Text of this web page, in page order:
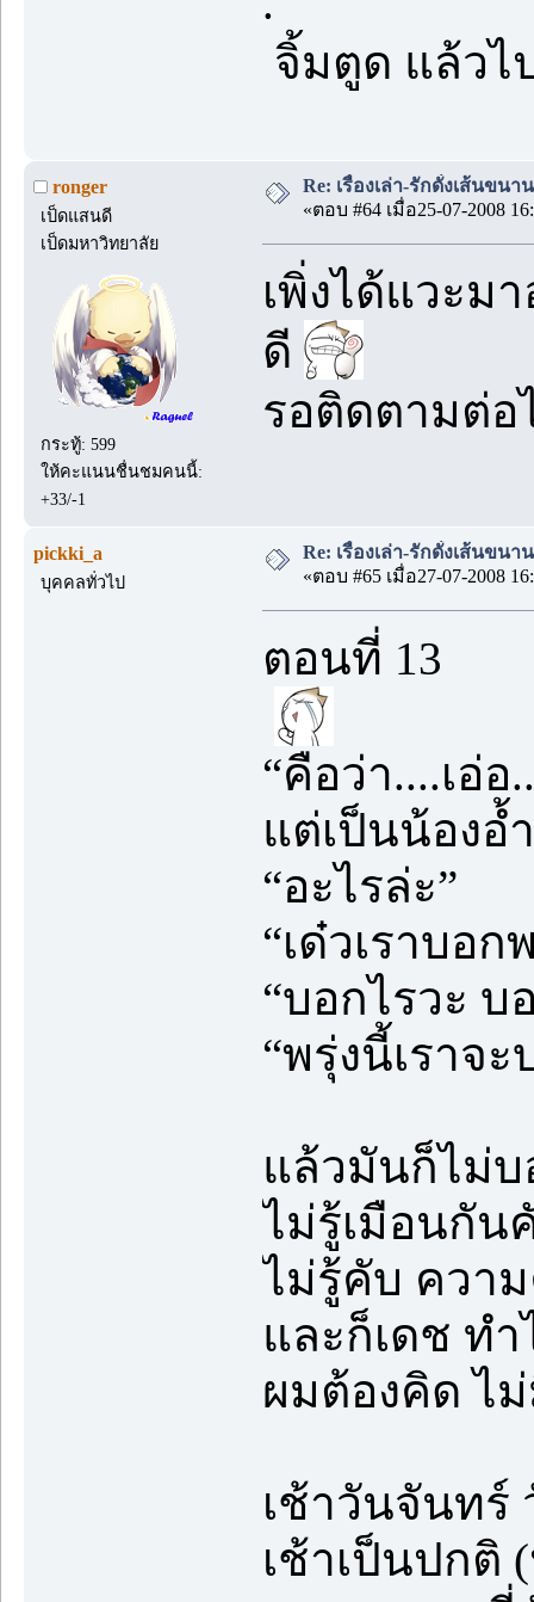
จิ้มตูด แล้ว
ronger
เป็ดแสนดี
เป็ดมหาวิทยาลัย
กระทู้: 599
ให้คะแนนชื่นชมคนนี้:
+33/-1
Re: เรื่องเล่า-รักดั่งเส้นขน
«ตอบ #64 เมื่อ25-07-2008
เพิ่งได้แวะม
ดี
รอติดตามต่
pickki_a
บุคคลทั่วไป
Re: เรื่องเล่า-รักดั่งเส้นขน
«ตอบ #65 เมื่อ27-07-2008
ตอนที่ 13
“คือว่า....เอ่
แต่เป็นน้องอ้
“อะไรล่ะ”
“เด๋วเราบอ
“บอกไรวะ บ
“พรุ่งนี้เราจะ
แล้วมันก็ไม่บ
ไม่รู้เมือนกัน
ไม่รู้คับ ควา
และก็เดช ท
ผมต้องคิด ไ
เช้าวันจันทร์
เช้าเป็นปกติ